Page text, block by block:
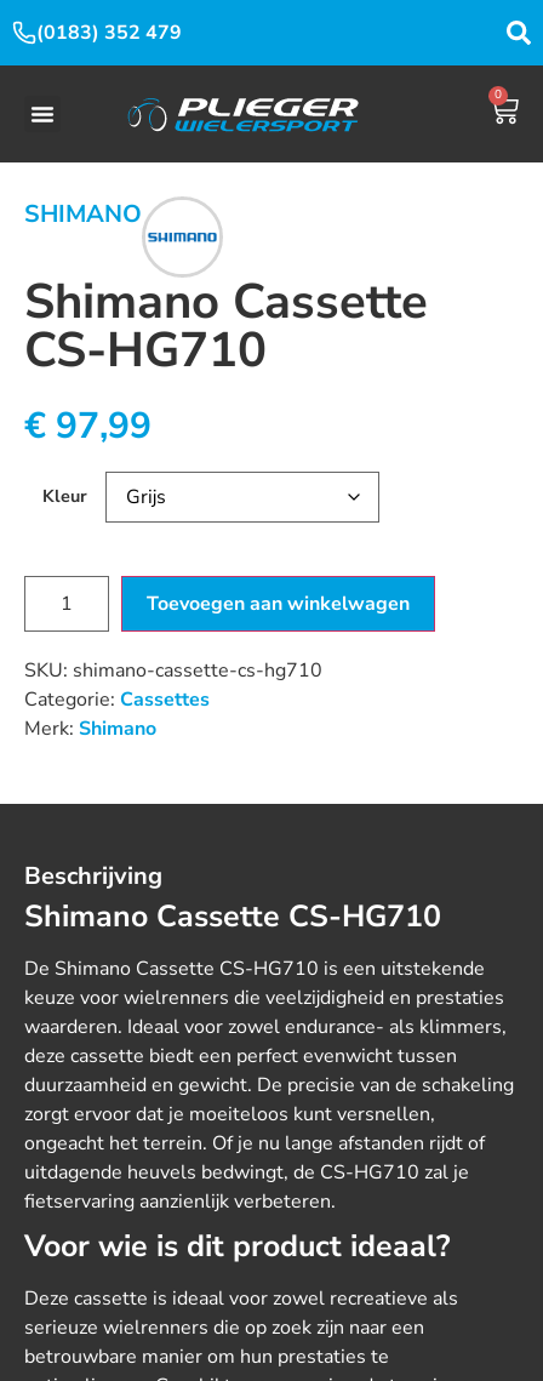
(0183) 352 479
0
SHIMANO
Shimano Cassette
CS-HG710
€ 97,99
Kleur
Toevoegen aan winkelwagen
SKU: shimano-cassette-cs-hg710
Categorie: Cassettes
Merk: Shimano
Beschrijving
Shimano Cassette CS-HG710
De Shimano Cassette CS-HG710 is een uitstekende
keuze voor wielrenners die veelzijdigheid en prestaties
waarderen. Ideaal voor zowel endurance- als klimmers,
deze cassette biedt een perfect evenwicht tussen
duurzaamheid en gewicht. De precisie van de schakeling
zorgt ervoor dat je moeiteloos kunt versnellen,
ongeacht het terrein. Of je nu lange afstanden rijdt of
uitdagende heuvels bedwingt, de CS-HG710 zal je
fietservaring aanzienlijk verbeteren.
Voor wie is dit product ideaal?
Deze cassette is ideaal voor zowel recreatieve als
serieuze wielrenners die op zoek zijn naar een
betrouwbare manier om hun prestaties te